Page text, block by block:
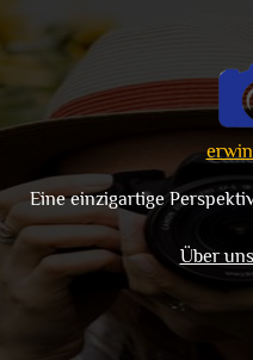
Eine einzigartige
Über uns